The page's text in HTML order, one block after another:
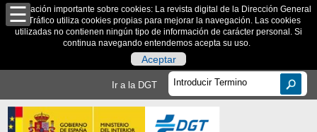
Información importante sobre cookies: La revista digital de la Dirección General
de Tráfico utiliza cookies propias para mejorar la navegación. Las cookies
utilizadas no contienen ningún tipo de información de carácter personal. Si
continua navegando entendemos acepta su uso.
Aceptar
Ir a la DGT